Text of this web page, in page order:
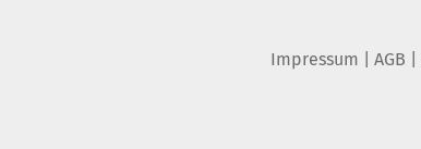
Impressum AGB